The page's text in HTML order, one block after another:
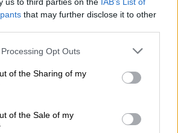
that may further disclose it to other
Opt Outs
of the Sharing of my
of the Sale of my